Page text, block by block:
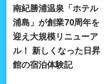
南紀勝浦温泉「ホテル
浦島」が創業70周年を
迎え大規模リニューア
ル！ 新しくなった日昇
館の宿泊体験記